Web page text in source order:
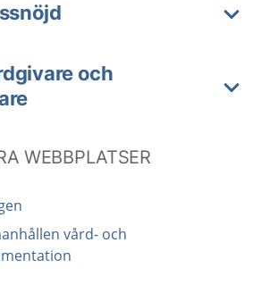
och
WEBBPLATSER
vård- och